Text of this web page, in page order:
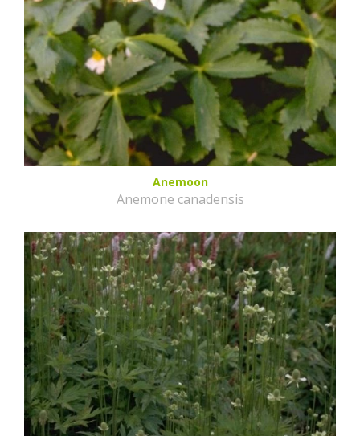
Anemoon
Anemone canadensis